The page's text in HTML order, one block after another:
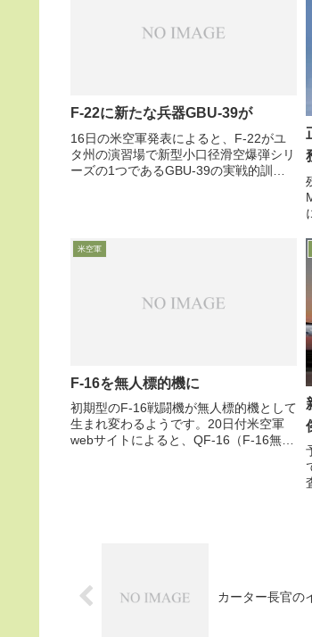
F-22に新たな兵器GBU-39が
16日の米空軍発表によると、F-22がユ
タ州の演習場で新型小口径滑空爆弾シリ
ーズの1つであるGBU-39の実戦的訓練
米空軍
F-16を無人標的機に
初期型のF-16戦闘機が無人標的機として
生まれ変わるようです。20日付米空軍
webサイトによると、QF-16（F-16無人
カーター長官の